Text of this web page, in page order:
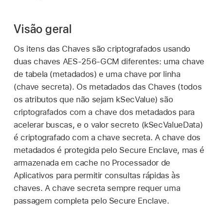
Visão geral
Os itens das Chaves são criptografados usando
duas chaves AES-256-GCM diferentes: uma chave
de tabela (metadados) e uma chave por linha
(chave secreta). Os metadados das Chaves (todos
os atributos que não sejam kSecValue) são
criptografados com a chave dos metadados para
acelerar buscas, e o valor secreto (kSecValueData)
é criptografado com a chave secreta. A chave dos
metadados é protegida pelo Secure Enclave, mas é
armazenada em cache no Processador de
Aplicativos para permitir consultas rápidas às
chaves. A chave secreta sempre requer uma
passagem completa pelo Secure Enclave.